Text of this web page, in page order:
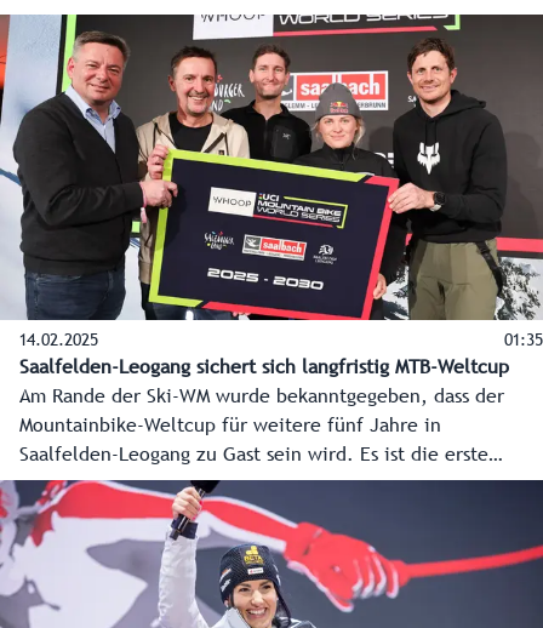
Edelmetall auf der Medal Plaza neben Gold für Breezy
Johnson (USA) und Bronze für Ester Ledecka (CZE)
entgegen. Danach wurde im Home of Snow weitergefeiert.
14.02.2025 01:35
Saalfelden-Leogang sichert sich langfristig MTB-Weltcup
Am Rande der Ski-WM wurde bekanntgegeben, dass der
Mountainbike-Weltcup für weitere fünf Jahre in
Saalfelden-Leogang zu Gast sein wird. Es ist die erste
langfristige Vereinbarung dieser Art des Veranstalters
Warner Bros. Discovery (WBD) Sports und einer Region.